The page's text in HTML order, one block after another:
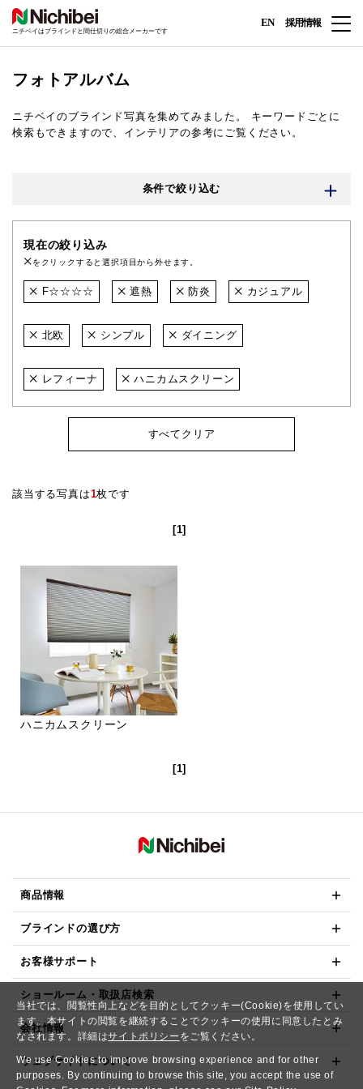
当社では、閲覧性向上などを目的としてクッキー(Cookie)を使用してい
ます。本サイトの閲覧を継続することでクッキーの使用に同意したとみ
なされます。詳細はサイトポリシー をご覧ください。
We use Cookies to improve browsing experience and for other
purposes. By continuing to browse this site, you accept the use of
ニチベイはブラインドと間仕切りの総合メーカーです
EN 採用情報
フォトアルバム
ニチベイのブラインド写真を集めてみました。
キーワードごとに
検索もできますので、インテリアの参考にご覧ください。
条件で絞り込む
現在の絞り込み
をクリックすると選択項目から外せます。
F☆☆☆☆ 遮熱 防炎 カジュアル
北欧 シンプル ダイニング
レフィーナ ハニカムスクリーン
すべてクリア
該当する写真は1枚です
[1]
ハニカムスクリーン
[1]
商品情報
ブラインドの選び方
お客様サポート
ショールーム・取扱店検索
会社情報
ウェブサイトについて